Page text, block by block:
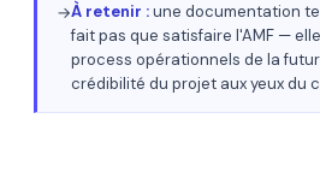
→À retenir :une documentation
fait pas que satisfaire l'AMF —
process opérationnels de la
crédibilité du projet aux yeux du